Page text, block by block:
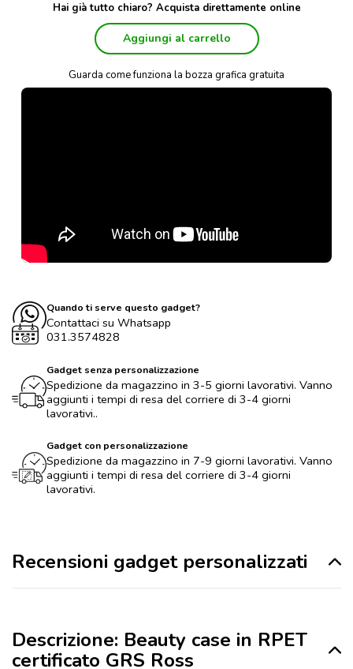
Hai già tutto chiaro? Acquista direttamente online
Aggiungi al carrello
Guarda come funziona la bozza grafica gratuita
Quando ti serve questo gadget?
Contattaci su Whatsapp
031.3574828
Gadget senza personalizzazione
Spedizione da magazzino in 3-5 giorni lavorativi. Vanno
aggiunti i tempi di resa del corriere di 3-4 giorni
lavorativi..
Gadget con personalizzazione
Spedizione da magazzino in 7-9 giorni lavorativi. Vanno
aggiunti i tempi di resa del corriere di 3-4 giorni
lavorativi.
Recensioni gadget personalizzati
Descrizione: Beauty case in RPET
certificato GRS Ross